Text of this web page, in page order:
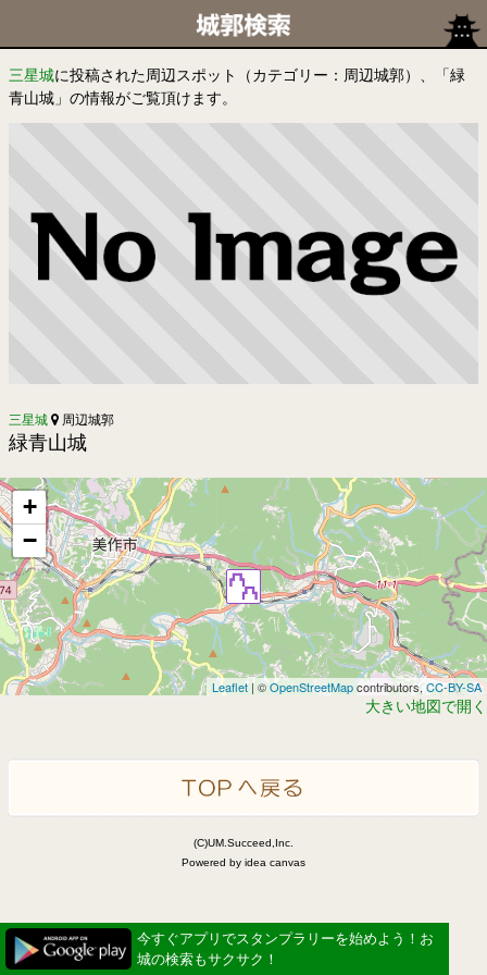
三星城に投稿された周辺スポット（カテゴリー：周辺城郭）、「緑
青山城」の情報がご覧頂けます。
三星城 周辺城郭
緑青山城
+
−
Leaflet | ©OpenStreetMapcontributors,CC-BY-SA
大きい地図で開く
(C)UM.Succeed,Inc.
Powered by idea canvas
今すぐアプリでスタンプラリーを始めよう！お
城の検索もサクサク！